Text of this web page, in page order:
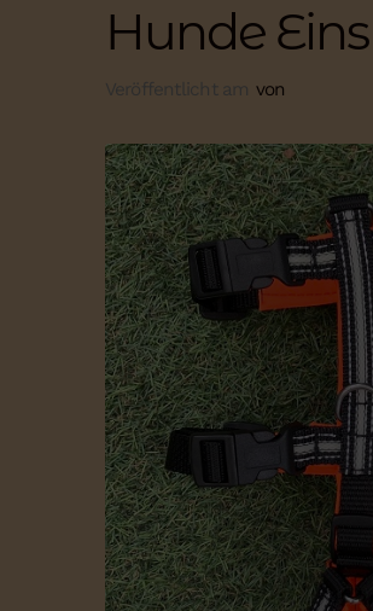
Hunde Eins
Veröffentlicht am von